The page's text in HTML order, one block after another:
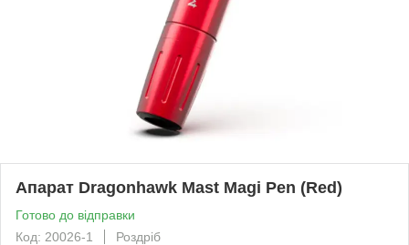
Апарат Dragonhawk Mast Magi Pen (Red)
Готово до відправки
Код: 20026-1
Роздріб